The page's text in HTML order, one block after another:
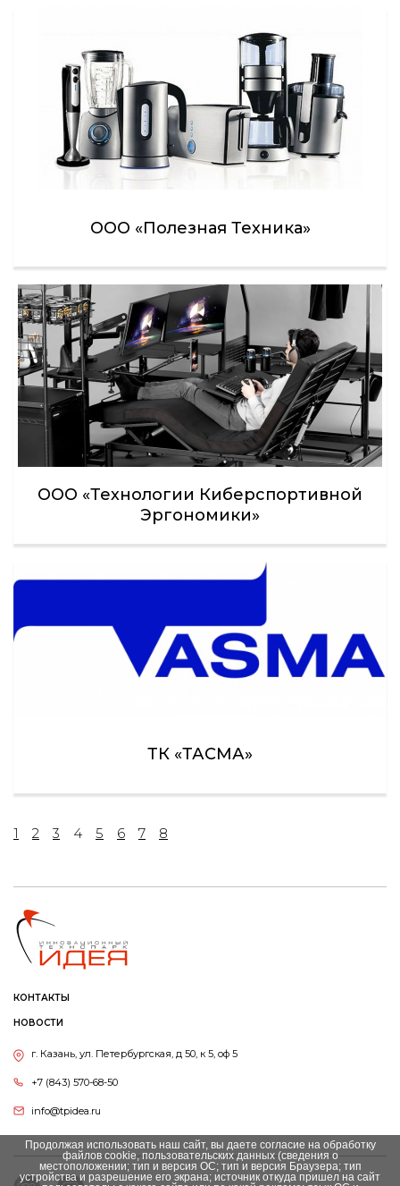
ООО «Полезная Техника»
ООО «Технологии Киберспортивной
Эргономики»
ТК «ТАСМА»
1 2 3 4 5 6 7 8
КОНТАКТЫ
НОВОСТИ
г. Казань, ул. Петербургская, д 50, к 5, оф 5
+7 (843) 570-68-50
info@tpidea.ru
Продолжая использовать наш сайт, вы даете согласие на обработку
файлов cookie, пользовательских данных (сведения о
местоположении; тип и версия ОС; тип и версия Браузера; тип
устройства и разрешение его экрана; источник откуда пришел на сайт